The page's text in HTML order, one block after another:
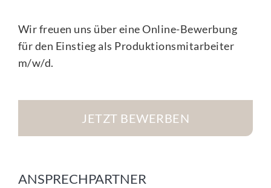
Wir freuen uns über eine Online-Bewerbung
für den Einstieg als Produktionsmitarbeiter
m/w/d.
JETZT BEWERBEN
ANSPRECHPARTNER